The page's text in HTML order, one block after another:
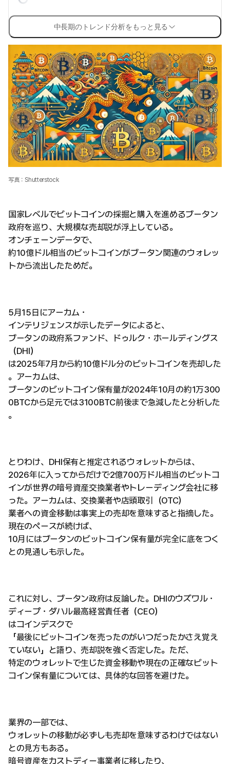
中長期のトレンド分析をもっと見る
写真：Shutterstock
国家レベルでビットコインの採掘と購入を進めるブータン
政府を巡り、大規模な売却説が浮上している。
オンチェーンデータで、
約10億ドル相当のビットコインがブータン関連のウォレッ
トから流出したためだ。
5月15日にアーカム・
インテリジェンスが示したデータによると、
ブータンの政府系ファンド、ドゥルク・ホールディングス
（DHI）
は2025年7月から約10億ドル分のビットコインを売却した
。アーカムは、
ブータンのビットコイン保有量が2024年10月の約1万300
0BTCから足元では3100BTC前後まで急減したと分析した
。
とりわけ、DHI保有と推定されるウォレットからは、
2026年に入ってからだけで2億700万ドル相当のビットコ
インが世界の暗号資産交換業者やトレーディング会社に移
った。アーカムは、交換業者や店頭取引（OTC）
業者への資金移動は事実上の売却を意味すると指摘した。
現在のペースが続けば、
10月にはブータンのビットコイン保有量が完全に底をつく
との見通しも示した。
これに対し、ブータン政府は反論した。DHIのウズワル・
ディープ・ダハル最高経営責任者（CEO）
はコインデスクで
「最後にビットコインを売ったのがいつだったかさえ覚え
ていない」と語り、売却説を強く否定した。ただ、
特定のウォレットで生じた資金移動や現在の正確なビット
コイン保有量については、具体的な回答を避けた。
業界の一部では、
ウォレットの移動が必ずしも売却を意味するわけではない
との見方もある。
暗号資産をカストディー事業者に移したり、